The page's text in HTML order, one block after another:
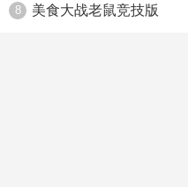
8 美食大战老鼠竞技版